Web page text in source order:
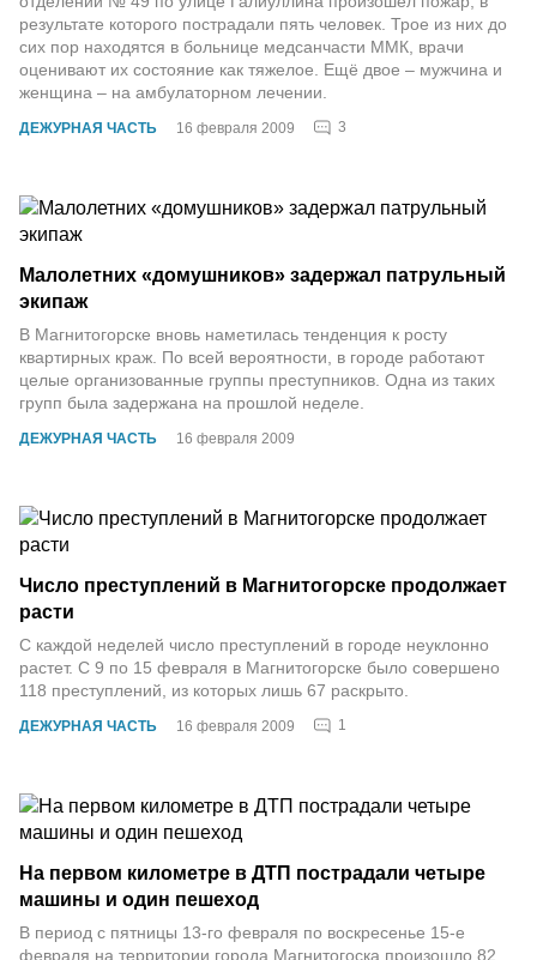
ДЕЖУРНАЯ ЧАСТЬ 16 февраля 2009 3
результате которого пострадали пять человек. Трое из них до
сих пор находятся в больнице медсанчасти ММК, врачи
оценивают их состояние как тяжелое. Ещё двое – мужчина и
женщина – на амбулаторном лечении.
ДЕЖУРНАЯ ЧАСТЬ 16 февраля 2009
Малолетних «домушников» задержал патрульный
экипаж
В Магнитогорске вновь наметилась тенденция к росту
квартирных краж. По всей вероятности, в городе работают
целые организованные группы преступников. Одна из таких
групп была задержана на прошлой неделе.
ДЕЖУРНАЯ ЧАСТЬ 16 февраля 2009 1
Число преступлений в Магнитогорске продолжает
расти
С каждой неделей число преступлений в городе неуклонно
растет. С 9 по 15 февраля в Магнитогорске было совершено
118 преступлений, из которых лишь 67 раскрыто.
На первом километре в ДТП пострадали четыре
машины и один пешеход
В период с пятницы 13-го февраля по воскресенье 15-е
февраля на территории города Магнитогоска произошло 82